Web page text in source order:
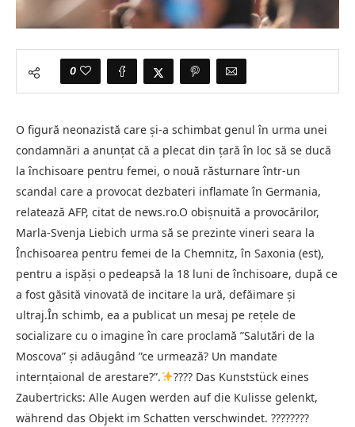
0
O figură neonazistă care şi-a schimbat genul în urma unei
condamnări a anunţat că a plecat din ţară în loc să se ducă
la închisoare pentru femei, o nouă răsturnare într-un
scandal care a provocat dezbateri inflamate în Germania,
relatează AFP, citat de news.ro.O obişnuită a provocărilor,
Marla-Svenja Liebich urma să se prezinte vineri seara la
Închisoarea pentru femei de la Chemnitz, în Saxonia (est),
pentru a ispăşi o pedeapsă la 18 luni de închisoare, după ce
a fost găsită vinovată de incitare la ură, defăimare şi
ultraj.În schimb, ea a publicat un mesaj pe reţele de
socializare cu o imagine în care proclamă ”Salutări de la
Moscova” şi adăugând ”ce urmează? Un mandate
internţaional de arestare?”.
???? Das Kunststück eines
Zaubertricks: Alle Augen werden auf die Kulisse gelenkt,
während das Objekt im Schatten verschwindet. ????????